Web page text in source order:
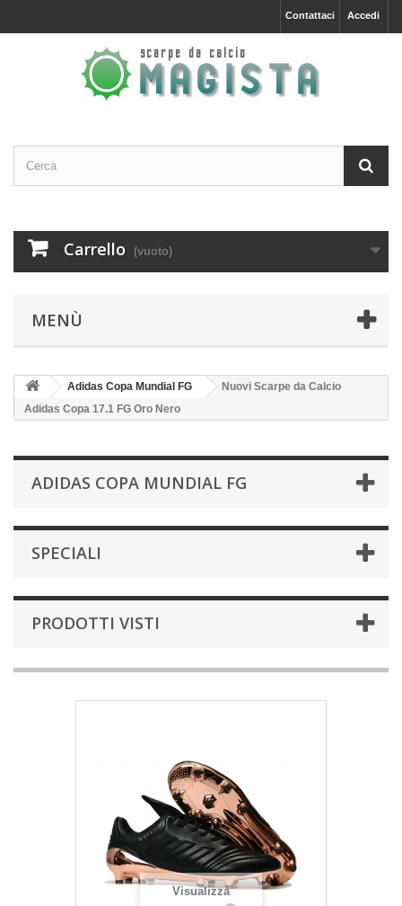
Accedi
Contattaci
Carrello (vuoto)
MENÙ
Adidas Copa Mundial FG
Nuovi Scarpe da Calcio
Adidas Copa 17.1 FG Oro Nero
ADIDAS COPA MUNDIAL FG
SPECIALI
PRODOTTI VISTI
Visualizza